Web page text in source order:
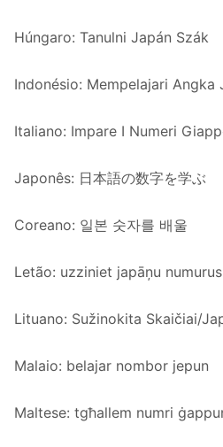
Húngaro: Tanulni Japán Szák
Indonésio: Mempelajari Angka
Italiano: Impare I Numeri
Japonês: 日本語の数字を学ぶ
Coreano: 일본 숫자를 배울
Letão: uzziniet japāņu numurus
Lituano: Sužinokita Skaičiai/
Malaio: belajar nombor jepun
Maltese: tgħallem numri